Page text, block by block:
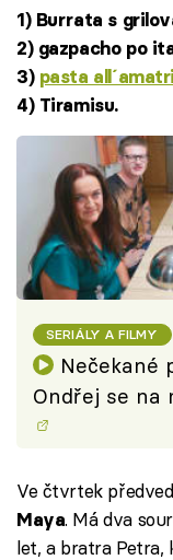
1) Burrata s
2) gazpacho po
3) pasta
4) Tiramisu.
SERIÁLY A FILMY
Nečekané
Ondřej se na
Ve čtvrtek
Maya. Má dva
let, a bratra Petra,